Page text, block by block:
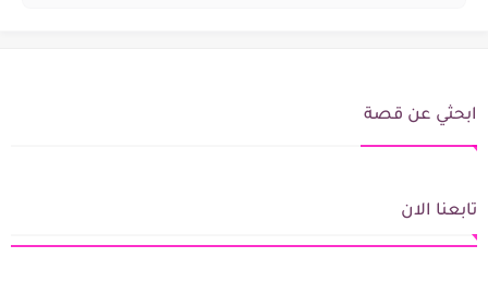
ابحثي عن قصة
تابعنا الان